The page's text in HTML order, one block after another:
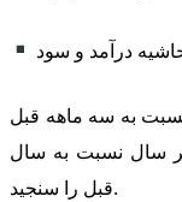
به سه ماهه قبل
سال نسبت به سال
قبل را سنجید.